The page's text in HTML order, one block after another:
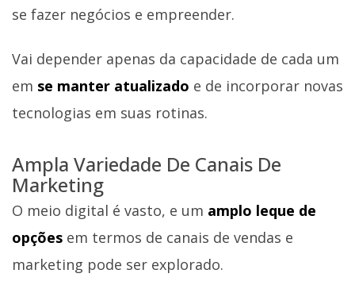
se fazer negócios e empreender.
Vai depender apenas da capacidade de cada um
em se manter atualizado e de incorporar novas
tecnologias em suas rotinas.
Ampla Variedade De Canais De
Marketing
O meio digital é vasto, e um amplo leque de
opções em termos de canais de vendas e
marketing pode ser explorado.